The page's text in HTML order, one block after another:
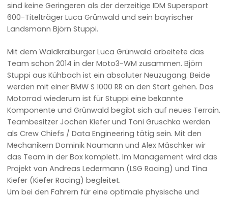
sind keine Geringeren als der derzeitige IDM Supersport
600-Titelträger Luca Grünwald und sein bayrischer
Landsmann Björn Stuppi.
Mit dem Waldkraiburger Luca Grünwald arbeitete das
Team schon 2014 in der Moto3-WM zusammen. Björn
Stuppi aus Kühbach ist ein absoluter Neuzugang. Beide
werden mit einer BMW S 1000 RR an den Start gehen. Das
Motorrad wiederum ist für Stuppi eine bekannte
Komponente und Grünwald begibt sich auf neues Terrain.
Teambesitzer Jochen Kiefer und Toni Gruschka werden
als Crew Chiefs / Data Engineering tätig sein. Mit den
Mechanikern Dominik Naumann und Alex Mäschker wir
das Team in der Box komplett. Im Management wird das
Projekt von Andreas Ledermann (LSG Racing) und Tina
Kiefer (Kiefer Racing) begleitet.
Um bei den Fahrern für eine optimale physische und